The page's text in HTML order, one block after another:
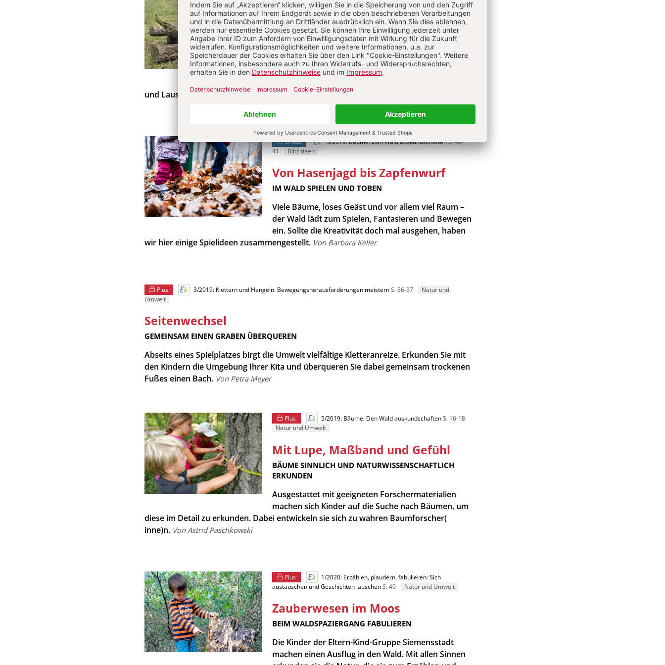
Musik und Rhythmik
Was knackt und raschelt denn da?
:
KLÄNGE DES WALDES WAHRNEHMEN
Geplätscher, Pfeifen, Knacken … welche Geräusche
nehmen Kinder in der Natur wahr und wie sehen
und Lauscher auf.Von Sabine Lang
Gratis 5/2019: Bäume. Den Wald auskundschaftenS. 40-
41
Blitzideen
Von Hasenjagd bis Zapfenwurf
:
IM WALD SPIELEN UND TOBEN
Viele Bäume, loses Geäst und vor allem viel Raum –
der Wald lädt zum Spielen, Fantasieren und Bewegen
ein. Sollte die Kreativität doch mal ausgehen, haben
wir hier einige Spielideen zusammengestellt. Von Barbara Keller
Plus 3/2019: Klettern und Hangeln. Bewegungs­herausforderungen meisternS. 36-37
Natur und
Umwelt
Seitenwechsel
:
GEMEINSAM EINEN GRABEN ÜBERQUEREN
Abseits eines Spielplatzes birgt die Umwelt vielfältige Kletteranreize. Erkunden Sie mit
den Kindern die Umgebung Ihrer Kita und überqueren Sie dabei gemeinsam trockenen
Fußes einen Bach. Von Petra Meyer
Plus 5/2019: Bäume. Den Wald auskundschaftenS. 16-18
Natur und Umwelt
Mit Lupe, Maßband und Gefühl
:
BÄUME SINNLICH UND NATURWISSENSCHAFTLICH
ERKUNDEN
Ausgestattet mit geeigneten Forschermaterialien
machen sich Kinder auf die Suche nach Bäumen, um
diese im Detail zu erkunden. Dabei entwickeln sie sich zu wahren Baumforscher(
inne)n. Von Astrid Paschkowski
Plus
1/2020: Erzählen, plaudern, fabulieren: Sich
austauschen und Geschichten lauschenS. 40 Natur und Umwelt
Zauberwesen im Moos
:
BEIM WALDSPAZIERGANG FABULIEREN
Die Kinder der Eltern-Kind-Gruppe Siemensstadt
machen einen Ausflug in den Wald. Mit allen Sinnen